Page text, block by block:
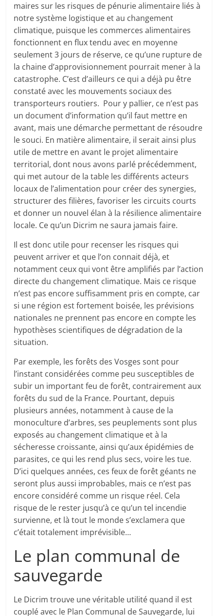
maires sur les risques de pénurie alimentaire liés à
notre système logistique et au changement
climatique, puisque les commerces alimentaires
fonctionnent en flux tendu avec en moyenne
seulement 3 jours de réserve, ce qu’une rupture de
la chaine d’approvisionnement pourrait mener à la
catastrophe. C’est d’ailleurs ce qui a déjà pu être
constaté avec les mouvements sociaux des
transporteurs routiers. Pour y pallier, ce n’est pas
un document d’information qu’il faut mettre en
avant, mais une démarche permettant de résoudre
le souci. En matière alimentaire, il serait ainsi plus
utile de mettre en avant le projet alimentaire
territorial, dont nous avons parlé précédemment,
qui met autour de la table les différents acteurs
locaux de l’alimentation pour créer des synergies,
structurer des filières, favoriser les circuits courts
et donner un nouvel élan à la résilience alimentaire
locale. Ce qu’un Dicrim ne saura jamais faire.
Il est donc utile pour recenser les risques qui
peuvent arriver et que l’on connait déjà, et
notamment ceux qui vont être amplifiés par l’action
directe du changement climatique. Mais ce risque
n’est pas encore suffisamment pris en compte, car
si une région est fortement boisée, les prévisions
nationales ne prennent pas encore en compte les
hypothèses scientifiques de dégradation de la
situation.
Par exemple, les forêts des Vosges sont pour
l’instant considérées comme peu susceptibles de
subir un important feu de forêt, contrairement aux
forêts du sud de la France. Pourtant, depuis
plusieurs années, notamment à cause de la
monoculture d’arbres, ses peuplements sont plus
exposés au changement climatique et à la
sécheresse croissante, ainsi qu’aux épidémies de
parasites, ce qui les rend plus secs, voire les tue.
D’ici quelques années, ces feux de forêt géants ne
seront plus aussi improbables, mais ce n’est pas
encore considéré comme un risque réel. Cela
risque de le rester jusqu’à ce qu’un tel incendie
survienne, et là tout le monde s’exclamera que
c’était totalement imprévisible…
Le plan communal de
sauvegarde
Le Dicrim trouve une véritable utilité quand il est
couplé avec le Plan Communal de Sauvegarde, lui